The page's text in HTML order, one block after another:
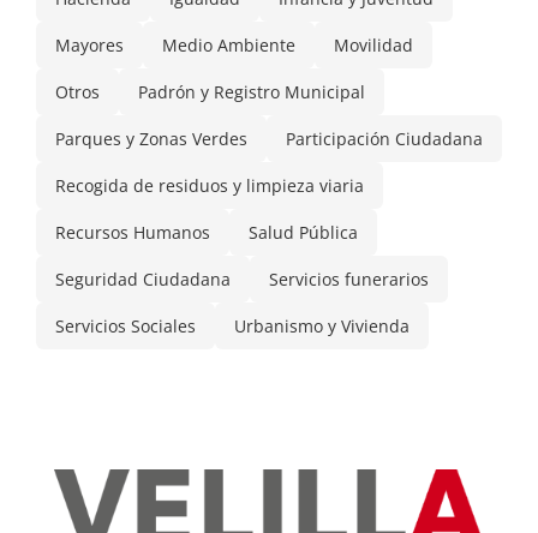
Mayores Medio Ambiente Movilidad
Otros Padrón y Registro Municipal
Parques y Zonas Verdes Participación Ciudadana
Recogida de residuos y limpieza viaria
Recursos Humanos Salud Pública
Seguridad Ciudadana Servicios funerarios
Servicios Sociales Urbanismo y Vivienda